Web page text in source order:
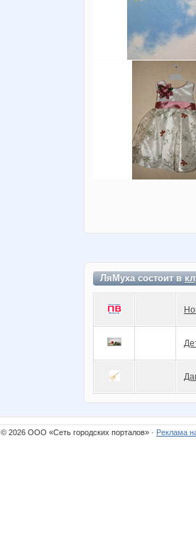
ЛяМуха состоит в
© 2026 ООО «Сеть городских порталов» · Реклама